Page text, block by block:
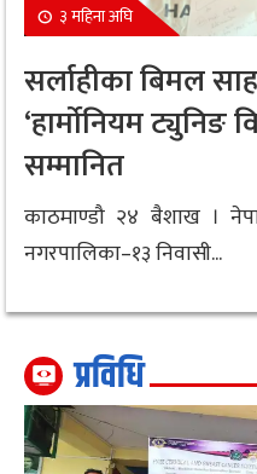
३ महिना अघि
सर्लाहीका बिमल
‘हार्मोनियम ट्युनिङ
सम्मानित
काठमाण्डौ २४ बैशाख ।
नगरपालिका–१३ निवासी...
प्रविधि